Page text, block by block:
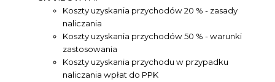
Koszty uzyskania przychodów 20 % - zasady
naliczania
Koszty uzyskania przychodów 50 % - warunki
zastosowania
Koszty uzyskania przychodu w przypadku
naliczania wpłat do PPK